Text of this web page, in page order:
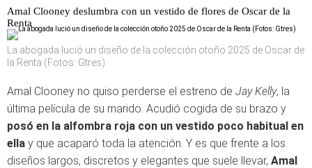
Amal Clooney deslumbra con un vestido de flores de Oscar de la
Renta
La abogada lució un diseño de la colección otoño 2025 de Oscar de
la Renta (Fotos: Gtres)
Amal Clooney no quiso perderse el estreno de Jay Kelly, la
última película de su marido. Acudió cogida de su brazo y
posó en la alfombra roja con un vestido poco habitual en
ella y que acaparó toda la atención. Y es que frente a los
diseños largos, discretos y elegantes que suele llevar, Amal